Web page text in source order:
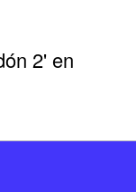
2' en